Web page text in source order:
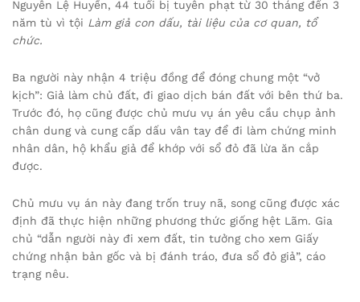
Nguyễn Lệ Huyền, 44 tuổi bị tuyên phạt từ 30 tháng đến 3
năm tù vì tội Làm giả con dấu, tài liệu của cơ quan, tổ
chức.
Ba người này nhận 4 triệu đồng để đóng chung một “vở
kịch”: Giả làm chủ đất, đi giao dịch bán đất với bên thứ ba.
Trước đó, họ cũng được chủ mưu vụ án yêu cầu chụp ảnh
chân dung và cung cấp dấu vân tay để đi làm chứng minh
nhân dân, hộ khẩu giả để khớp với sổ đỏ đã lừa ăn cắp
được.
Chủ mưu vụ án này đang trốn truy nã, song cũng được xác
định đã thực hiện những phương thức giống hệt Lãm. Gia
chủ “dẫn người này đi xem đất, tin tưởng cho xem Giấy
chứng nhận bản gốc và bị đánh tráo, đưa sổ đỏ giả”, cáo
trạng nêu.